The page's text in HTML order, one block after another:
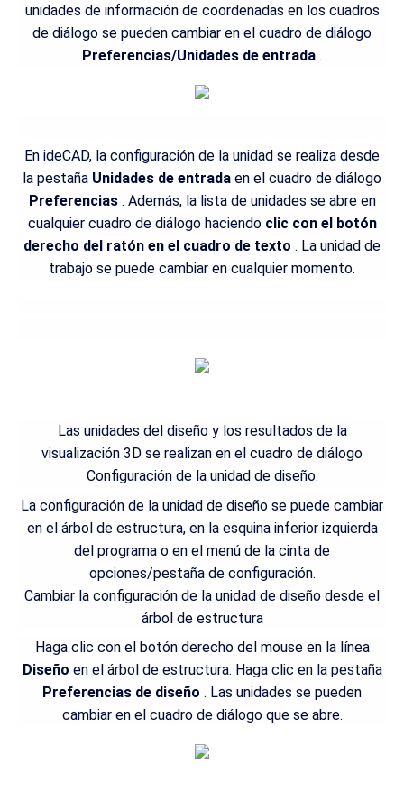
unidades de información de coordenadas en los cuadros
de diálogo se pueden cambiar en el cuadro de diálogo
Preferencias/Unidades de entrada .
En ideCAD, la configuración de la unidad se realiza desde
la pestaña Unidades de entrada en el cuadro de diálogo
Preferencias. Además, la lista de unidades se abre en
cualquier cuadro de diálogo haciendo clic con el botón
derecho del ratón en el cuadro de texto . La unidad de
trabajo se puede cambiar en cualquier momento.
Las unidades del diseño y los resultados de la
visualización 3D se realizan en el cuadro de diálogo
Configuración de la unidad de diseño.
La configuración de la unidad de diseño se puede cambiar
en el árbol de estructura, en la esquina inferior izquierda
del programa o en el menú de la cinta de
opciones/pestaña de configuración.
Cambiar la configuración de la unidad de diseño desde el
árbol de estructura
Haga clic con el botón derecho del mouse en la línea
Diseño en el árbol de estructura. Haga clic en la pestaña
Preferencias de diseño . Las unidades se pueden
cambiar en el cuadro de diálogo que se abre.